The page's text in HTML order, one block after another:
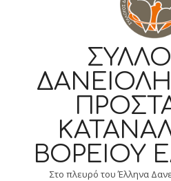
ΒΟΡΕΊΟΥ
Στο πλευρό του Έλληνα